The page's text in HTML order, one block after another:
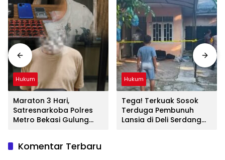
Hukum
Maraton 3 Hari,
Satresnarkoba Polres
Metro Bekasi Gulung
Hukum
Tega! Terkuak Sosok
Terduga Pembunuh
Lansia di Deli Serdang
Komentar Terbaru